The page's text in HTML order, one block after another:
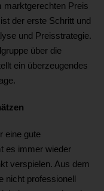
marktgerechten Preis
der erste Schritt und
und Preisstrategie.
über die
ein überzeugendes
eine gute
es immer wieder
verspielen. Aus dem
nicht professionell